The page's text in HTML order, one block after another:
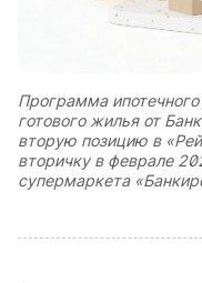
Программа
готового жилья от
вторую позицию в
вторичку в феврале
супермаркета